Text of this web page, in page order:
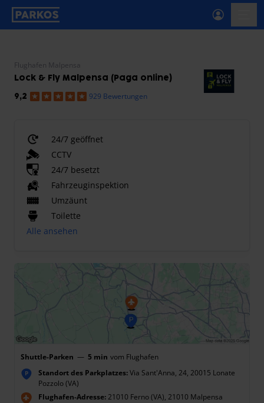
beschriftung-für-primäre-navigation
Flughafen Malpensa
Lock & Fly Malpensa (Paga online)
9,2 929 Bewertungen
24/7 geöffnet
CCTV
24/7 besetzt
Fahrzeuginspektion
Umzäunt
Toilette
Alle ansehen
Shuttle-Parken — 5 min vom Flughafen
P Standort des Parkplatzes:Via Sant'Anna, 24, 20015 Lonate
Pozzolo (VA)
Flughafen-Adresse:21010 Ferno (VA), 21010 Malpensa